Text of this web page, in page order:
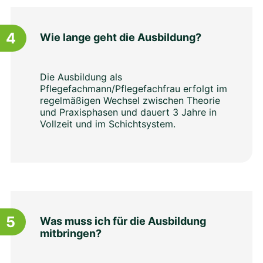
4 Wie lange geht die Ausbildung?
Die Ausbildung als
Pflegefachmann/Pflegefachfrau erfolgt im
regelmäßigen Wechsel zwischen Theorie
und Praxisphasen und dauert 3 Jahre in
Vollzeit und im Schichtsystem.
5
Was muss ich für die Ausbildung
mitbringen?